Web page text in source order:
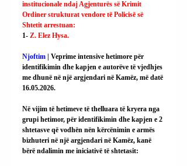
institucionale ndaj Agjenturës së Krimit
Ordiner strukturat vendore të Policisë së
Shtetit arrestuan:
1- Z. Elez Hysa.
Njoftim | Veprime intensive hetimore për
identifikimin dhe kapjen e autorëve të vjedhjes
me dhunë në një argjendari në Kamëz, më datë
16.05.2026.
Në vijim të hetimeve të thelluara të kryera nga
grupi hetimor, për identifikimin dhe kapjen e 2
shtetasve që vodhën nën kërcënimin e armës
bizhuteri në një argjendari në Kamëz, kanë
bërë ndalimin me iniciativë të shtetasit: